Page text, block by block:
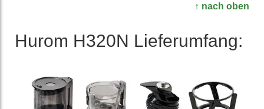
↑ nach oben
Hurom H320N Liefer­umfang: